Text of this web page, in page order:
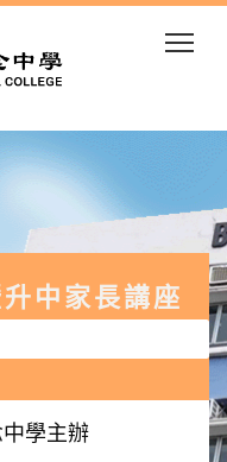
中家長講座
學主辦